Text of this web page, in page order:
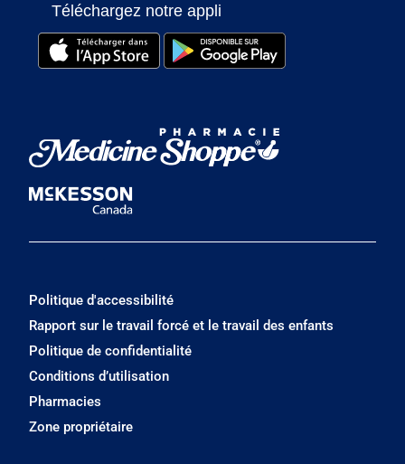
Téléchargez notre appli
Politique d'accessibilité
Rapport sur le travail forcé et le travail des enfants
Politique de confidentialité
Conditions d’utilisation
Pharmacies
Zone propriétaire